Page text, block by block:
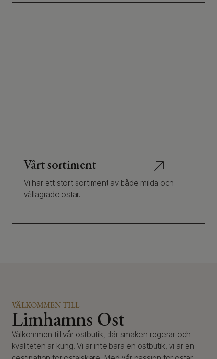
Vårt sortiment
Vi har ett stort sortiment av både milda och
vällagrade ostar.
VÄLKOMMEN TILL
Limhamns Ost
Välkommen till vår ostbutik, där smaken regerar och
kvaliteten är kung! Vi är inte bara en ostbutik, vi är en